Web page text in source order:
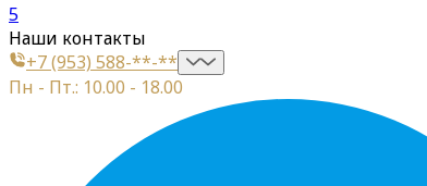
5
Наши контакты
+7 (953) 588-**-**
Пн - Пт.: 10.00 - 18.00